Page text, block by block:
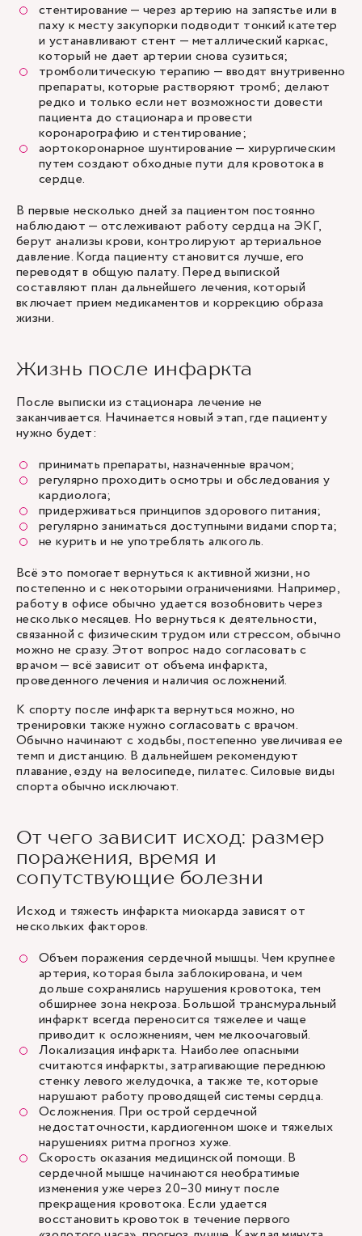
стентирование — через артерию на запястье или в
паху к месту закупорки подводит тонкий катетер
и устанавливают стент — металлический каркас,
который не дает артерии снова сузиться;
тромболитическую терапию — вводят внутривенно
препараты, которые растворяют тромб; делают
редко и только если нет возможности довести
пациента до стационара и провести
коронарографию и стентирование;
аортокоронарное шунтирование — хирургическим
путем создают обходные пути для кровотока в
сердце.
В первые несколько дней за пациентом постоянно
наблюдают — отслеживают работу сердца на ЭКГ,
берут анализы крови, контролируют артериальное
давление. Когда пациенту становится лучше, его
переводят в общую палату. Перед выпиской
составляют план дальнейшего лечения, который
включает прием медикаментов и коррекцию образа
жизни.
Жизнь после инфаркта
После выписки из стационара лечение не
заканчивается. Начинается новый этап, где пациенту
нужно будет:
принимать препараты, назначенные врачом;
регулярно проходить осмотры и обследования у
кардиолога;
придерживаться принципов здорового питания;
регулярно заниматься доступными видами спорта;
не курить и не употреблять алкоголь.
Всё это помогает вернуться к активной жизни, но
постепенно и с некоторыми ограничениями. Например,
работу в офисе обычно удается возобновить через
несколько месяцев. Но вернуться к деятельности,
связанной с физическим трудом или стрессом, обычно
можно не сразу. Этот вопрос надо согласовать с
врачом — всё зависит от объема инфаркта,
проведенного лечения и наличия осложнений.
К спорту после инфаркта вернуться можно, но
тренировки также нужно согласовать с врачом.
Обычно начинают с ходьбы, постепенно увеличивая ее
темп и дистанцию. В дальнейшем рекомендуют
плавание, езду на велосипеде, пилатес. Силовые виды
спорта обычно исключают.
От чего зависит исход: размер
поражения, время и
сопутствующие болезни
Исход и тяжесть инфаркта миокарда зависят от
нескольких факторов.
Объем поражения сердечной мышцы. Чем крупнее
артерия, которая была заблокирована, и чем
дольше сохранялись нарушения кровотока, тем
обширнее зона некроза. Большой трансмуральный
инфаркт всегда переносится тяжелее и чаще
приводит к осложнениям, чем мелкоочаговый.
Локализация инфаркта. Наиболее опасными
считаются инфаркты, затрагивающие переднюю
стенку левого желудочка, а также те, которые
нарушают работу проводящей системы сердца.
Осложнения. При острой сердечной
недостаточности, кардиогенном шоке и тяжелых
нарушениях ритма прогноз хуже.
Скорость оказания медицинской помощи. В
сердечной мышце начинаются необратимые
изменения уже через 20–30 минут после
прекращения кровотока. Если удается
восстановить кровоток в течение первого